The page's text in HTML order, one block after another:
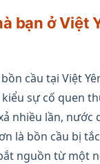
bạn ở Việt
cầu tại Việt
sự cố quen
nhiều lần, nước
là bồn cầu bị
nguồn từ một